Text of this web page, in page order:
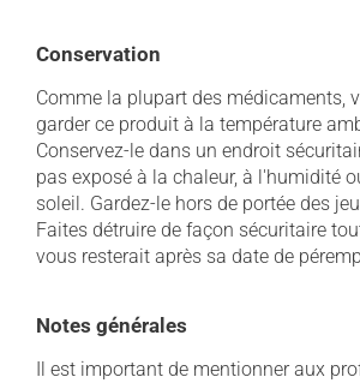
Conservation
Comme la plupart des médicaments,
garder ce produit à la température
Conservez-le dans un endroit
pas exposé à la chaleur, à l'humidité
soleil. Gardez-le hors de portée des
Faites détruire de façon sécuritaire
vous resterait après sa date de
Notes générales
Il est important de mentionner aux